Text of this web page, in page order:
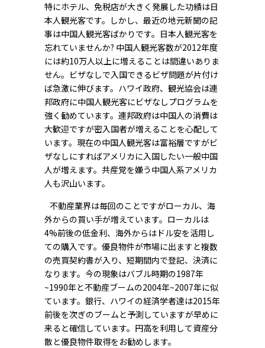
特にホテル、免税店が大きく発展した功績は日
本人観光客です。しかし、最近の地元新聞の記
事は中国人観光客ばかりです。日本人観光客を
忘れていませんか? 中国人観光客数が2012年度
には約10万人以上に増えることは間違いありま
せん。ビザなしで入国できるビザ問題が片付け
ば急激に伸びます。ハワイ政府、観光協会は連
邦政府に中国人観光客にビザなしプログラムを
強く勧めています。連邦政府は中国人の消費は
大歓迎ですが密入国者が増えることを心配して
います。現在の中国人観光客は富裕層ですがビ
ザなしにすればアメリカに入国したい一般中国
人が増えます。共産党を嫌う中国人系アメリカ
人も沢山います。
不動産業界は毎回のことですがローカル、海
外からの買い手が増えています。ローカルは
4%前後の低金利、海外からはドル安を活用し
ての購入です。優良物件が市場に出ますと複数
の売買契約書が入り、短期間内で登記、決済に
なります。今の現象はバブル時期の1987年
~1990年と不動産ブームの2004年~2007年に似
ています。銀行、ハワイの経済学者達は2015年
前後を次ぎのブームと予測していますが早めに
来ると確信しています。円高を利用して資産分
散と優良物件取得をお勧めします。